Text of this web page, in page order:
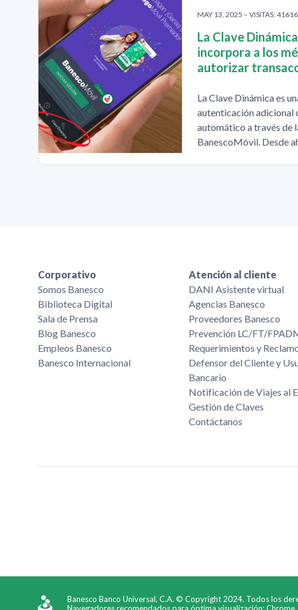
MAY 13, 2025 – VISITAS: 41616
La Clave
incorpora a los
autorizar
La Clave Dinámica es
autenticación adicional
automático a través de
BanescoMóvil. Desde
Corporativo
Somos Banesco
Biblioteca Digital
Sala de Prensa
Blog Banesco
Empleos Banesco
Banesco Internacional
Atención al cliente
DANI Asistente virtual
Agencias Banesco
Proveedores Banesco
Prevención LC/FT/
Requerimientos y
Defensor del Cliente y
Bancario
Notificación de Viajes al
Gestión de Claves
Contáctanos
Banesco Banco Universal, C.A. © Copyright 2024. Todos los